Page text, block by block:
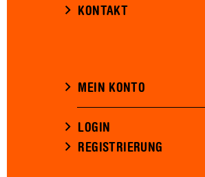
KONTAKT
MEIN KONTO
LOGIN
REGISTRIERUNG